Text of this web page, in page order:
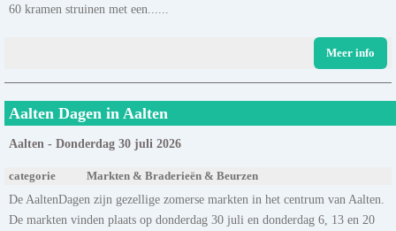
60 kramen struinen met een......
Meer info
Aalten Dagen in Aalten
Aalten - Donderdag 30 juli 2026
categorie Markten & Braderieën & Beurzen
De AaltenDagen zijn gezellige zomerse markten in het centrum van Aalten.
De markten vinden plaats op donderdag 30 juli en donderdag 6, 13 en 20